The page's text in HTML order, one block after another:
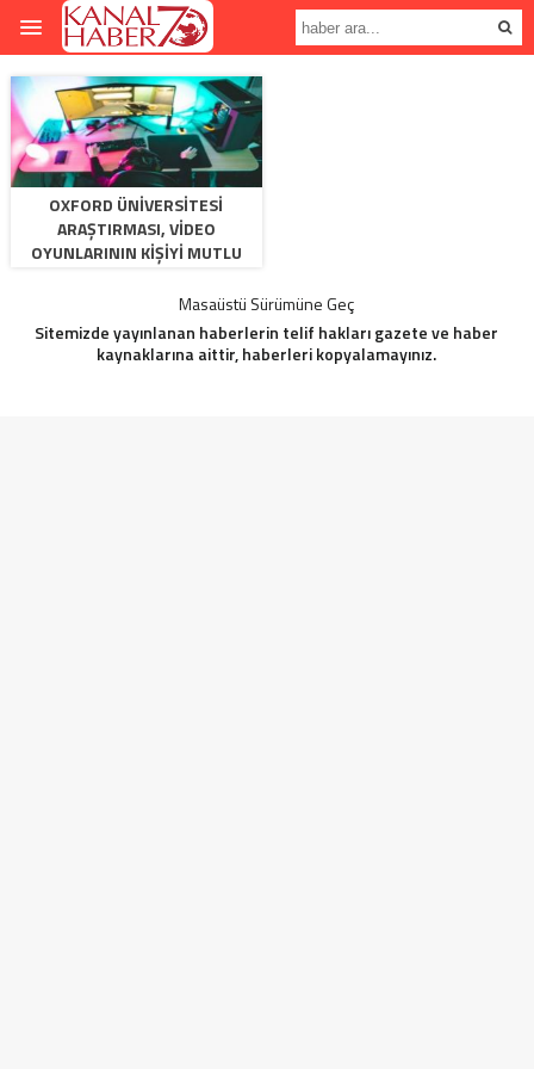
OXFORD ÜNIVERSITESI
ARAŞTIRMASI, VIDEO
OYUNLARININ KIŞIYI MUTLU
Masaüstü Sürümüne Geç
Sitemizde yayınlanan haberlerin telif hakları gazete ve haber
kaynaklarına aittir, haberleri kopyalamayınız.